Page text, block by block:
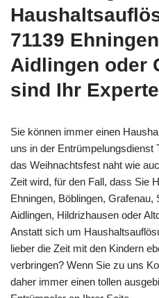
71139
Aidlingen oder
sind Ihr Experte
Sie können immer einen
uns in der Entrümpelungsdienst
das Weihnachtsfest naht wie
Zeit wird, für den Fall, dass Sie
Ehningen, Böblingen, Grafenau,
Aidlingen, Hildrizhausen oder
Anstatt sich um
lieber die Zeit mit den Kindern
verbringen? Wenn Sie zu uns
daher immer einen tollen